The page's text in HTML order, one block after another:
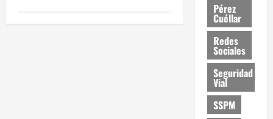
Pérez
Cuéllar
Redes
Sociales
Seguridad
Vial
SSPM